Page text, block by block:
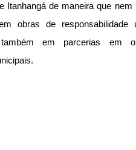
Itanhangá de maneira que nem
obras de responsabilidade
em parcerias em